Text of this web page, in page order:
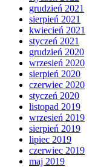
grudzień 2021
sierpień 2021
kwiecień 2021
styczeń 2021
grudzień 2020
wrzesień 2020
sierpień 2020
czerwiec 2020
styczeń 2020
listopad 2019
wrzesień 2019
sierpień 2019
lipiec 2019
czerwiec 2019
maj 2019